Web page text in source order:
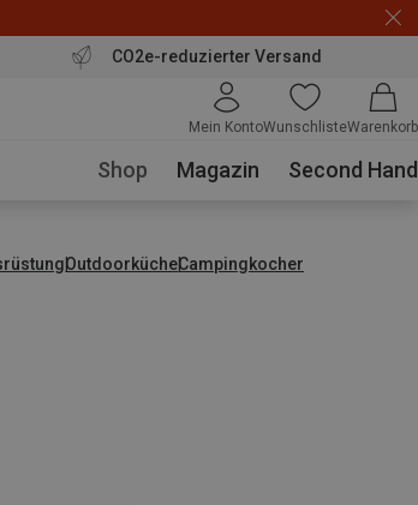
CO2e-reduzierter Versand
Mein KontoWunschlisteWarenkorb
Shop Magazin Second Hand
OutdoorkücheCampingkocher